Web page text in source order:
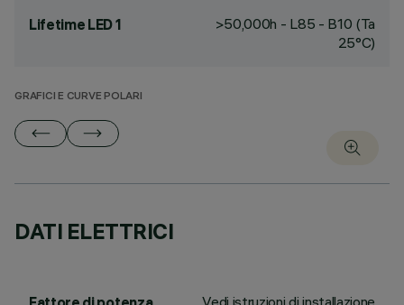
Lifetime LED 1
>50,000h - L85 - B10 (Ta
25°C)
GRAFICI E CURVE POLARI
DATI ELETTRICI
Vedi istruzioni di installazione